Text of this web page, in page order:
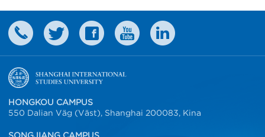
HONGKOU CAMPUS
550 Dalian Väg (Väst), Shanghai 200083, Kina
SONGJIANG CAMPUS